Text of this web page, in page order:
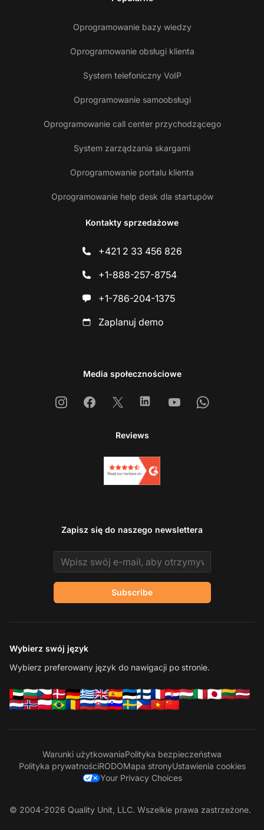
Oprogramowanie bazy wiedzy
Oprogramowanie obsługi klienta
System telefoniczny VoIP
Oprogramowanie samoobsługi
Oprogramowanie call center przychodzącego
System zarządzania skargami
Oprogramowanie portalu klienta
Oprogramowanie help desk dla startupów
Kontakty sprzedażowe
+421 2 33 456 826
+1-888-257-8754
+1-786-204-1375
Zaplanuj demo
Media społecznościowe
InstagramFacebook
X LinkedinYoutubeWhatsapp
Reviews
Zapisz się do naszego newslettera
Email address
Subscribe
Wybierz swój język
Wybierz preferowany język do nawigacji po stronie.
Warunki użytkowaniaPolityka bezpieczeństwa
Polityka prywatnościRODOMapa stronyUstawienia cookies
Your Privacy Choices
© 2004-2026 Quality Unit, LLC. Wszelkie prawa zastrzeżone.